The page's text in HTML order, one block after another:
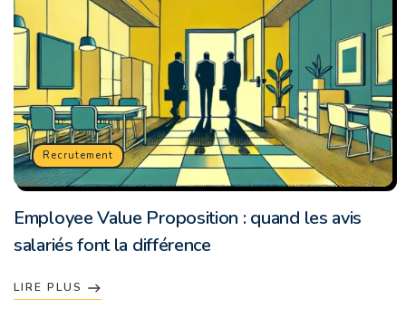
Recrutement
Employee Value Proposition : quand les avis
salariés font la différence
LIRE PLUS